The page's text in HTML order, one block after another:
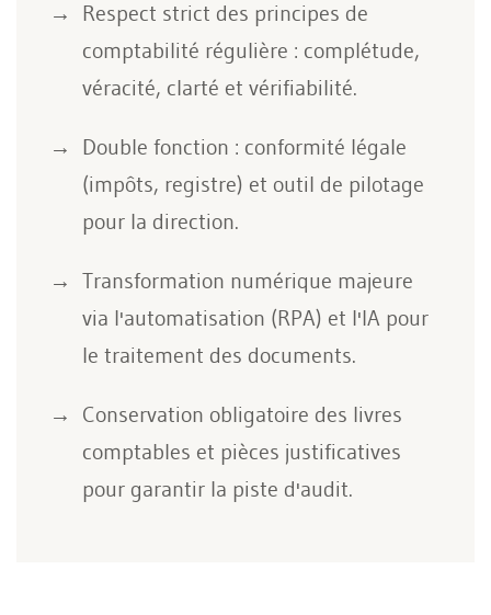
Respect strict des principes de
comptabilité régulière : complétude,
véracité, clarté et vérifiabilité.
Double fonction : conformité légale
(impôts, registre) et outil de pilotage
pour la direction.
Transformation numérique majeure
via l'automatisation (RPA) et l'IA pour
le traitement des documents.
Conservation obligatoire des livres
comptables et pièces justificatives
pour garantir la piste d'audit.